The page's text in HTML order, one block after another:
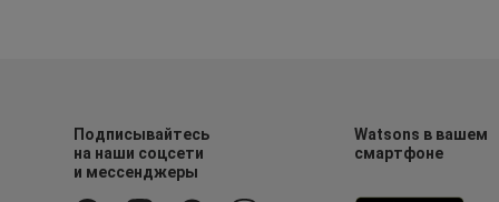
Подписывайтесь
на наши соцсети
и мессенджеры
Watsons в вашем
смартфоне